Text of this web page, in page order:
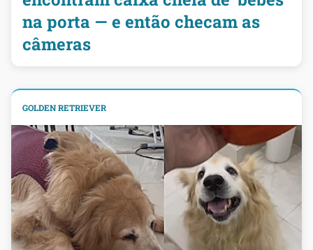
na porta — e então checam as
câmeras
GOLDEN RETRIEVER